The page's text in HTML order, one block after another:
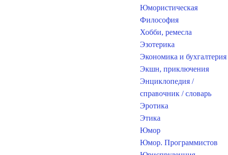
Юмористическая
Философия
Хобби, ремесла
Эзотерика
Экономика и бухгалтерия
Экшн, приключения
Энциклопедия /
справочник / словарь
Эротика
Этика
Юмор
Юмор. Программистов